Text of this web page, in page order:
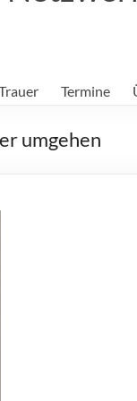
Termine
umgehen